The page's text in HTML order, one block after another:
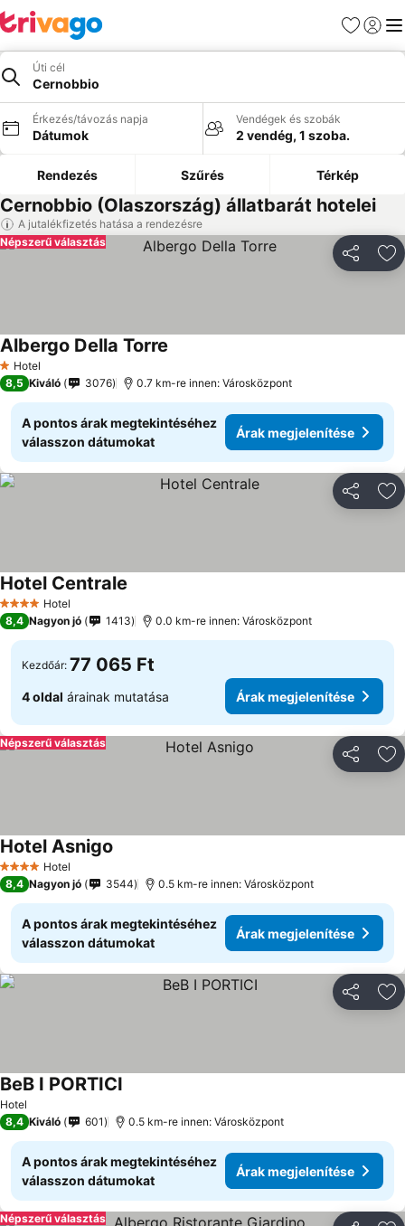
Kedvencek
Úti cél
Cernobbio
Érkezés/távozás napja
Dátumok
Vendégek és szobák
2 vendég, 1 szoba.
Rendezés Szűrés Térkép
Cernobbio (Olaszország) állatbarát hotelei
A jutalékfizetés hatása a rendezésre
Népszerű választás
1 Kategória
Hotel
Albergo Della Torre
8,5 Kiváló 3076 0.7 km-re innen: Városközpont
A pontos árak megtekintéséhez
válasszon dátumokat
Árak megjelenítése
4 KategóriaHotel
Hotel Centrale
8,4 Nagyon jó 1413 0.0 km-re innen: Városközpont
Kezdőár: 77 065 Ft
4 oldal árainak mutatása Árak megjelenítése
Népszerű választás
4 KategóriaHotel
Hotel Asnigo
8,4 Nagyon jó 3544 0.5 km-re innen: Városközpont
A pontos árak megtekintéséhez
válasszon dátumokat
Árak megjelenítése
Hotel
BeB I PORTICI
8,4 Kiváló 601 0.5 km-re innen: Városközpont
A pontos árak megtekintéséhez
válasszon dátumokat
Árak megjelenítése
Népszerű választás